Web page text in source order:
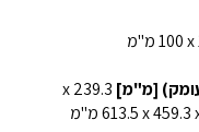
239.3 x‏‏
569.3‏ x‏ 613.5 מ"מ (למעלה) 239.3 x‏‏ 459.3‏ x‏ 613.5 מ"מ